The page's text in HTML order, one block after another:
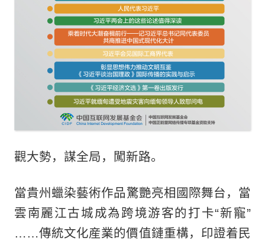
觀大勢，謀全局，闖新路。
當貴州蠟染藝術作品驚艷亮相國際舞台，當
雲南麗江古城成為跨境游客的打卡“新寵”
……傳統文化産業的價值鏈重構，印證着民